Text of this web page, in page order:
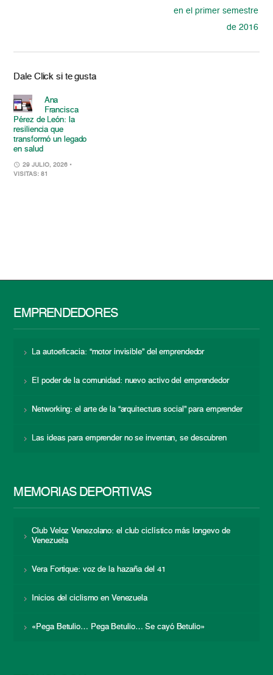
en el primer semestre
de 2016
Dale Click si te gusta
Ana
Francisca
Pérez de León: la
resiliencia que
transformó un legado
en salud
29 JULIO, 2026 •
VISITAS: 81
EMPRENDEDORES
La autoeficacia: “motor invisible” del emprendedor
El poder de la comunidad: nuevo activo del emprendedor
Networking: el arte de la “arquitectura social” para emprender
Las ideas para emprender no se inventan, se descubren
MEMORIAS DEPORTIVAS
Club Veloz Venezolano: el club ciclístico más longevo de
Venezuela
Vera Fortique: voz de la hazaña del 41
Inicios del ciclismo en Venezuela
«Pega Betulio… Pega Betulio… Se cayó Betulio»